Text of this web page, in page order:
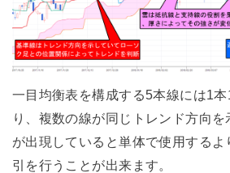
一目均衡表を構成する5本線には1
り、複数の線が同じトレンド方向
が出現していると単体で使用するよ
引を行うことが出来ます。